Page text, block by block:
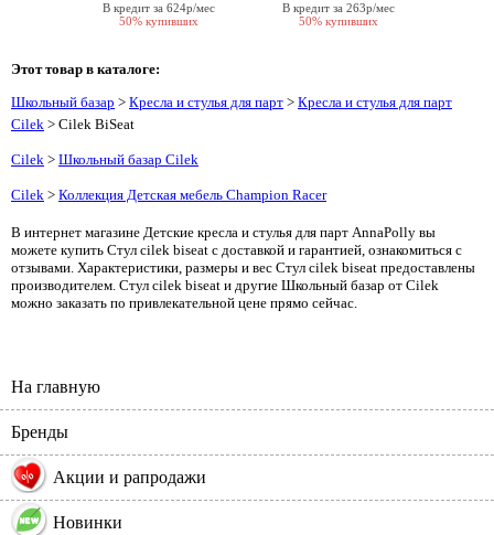
В кредит за 624р/мес
50% купивших
В кредит за 263р/мес
50% купивших
Этот товар в каталоге:
Школьный базар > Кресла и стулья для парт > Кресла и стулья для парт
Cilek > Cilek BiSeat
Cilek > Школьный базар Cilek
Cilek > Коллекция Детская мебель Champion Racer
В интернет магазине Детские кресла и стулья для парт AnnaPolly вы
можете купить Стул cilek biseat с доставкой и гарантией, ознакомиться с
отзывами. Характеристики, размеры и вес Стул cilek biseat предоставлены
производителем. Стул cilek biseat и другие Школьный базар от Cilek
можно заказать по привлекательной цене прямо сейчас.
На главную
Бренды
% Акции и рапродажи
Новинки